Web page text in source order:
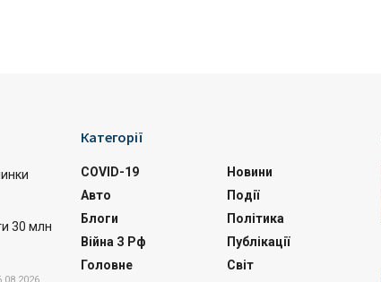
30 млн
Категорії
COVID-19
Авто
Блоги
Війна З Рф
Головне
Новини
Події
Політика
Публікації
Світ